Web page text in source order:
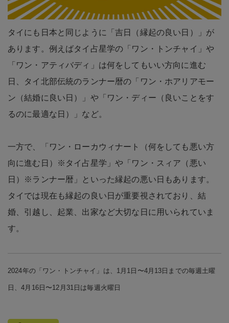
タイにも日本と同じように「吉日（縁起の良い日）」が
あります。例えばタイ占星学の「ワン・トンチャイ」や
「ワン・アティバディ」は何をしてもいい方向に進む
日、タイ北部伝統のランナー暦の「ワン・ホアリアモー
ン（結婚に良い日）」や「ワン・ディー（良いことをす
るのに最適な日）」など。
一方で、「ワン・ローカウィナート（何をしても悪い方
向に進む日）※タイ占星学」や「ワン・スィア（悪い
日）※ランナー暦」といった縁起の悪い日もあります。
タイでは現在も縁起の良い日が重要視されており、結
婚、引越し、起業、出家など大切な日に用いられていま
す。
2024年の「ワン・トンチャイ」は、1月1日〜4月13日までの毎週土曜
日、4月16日〜12月31日は毎週火曜日